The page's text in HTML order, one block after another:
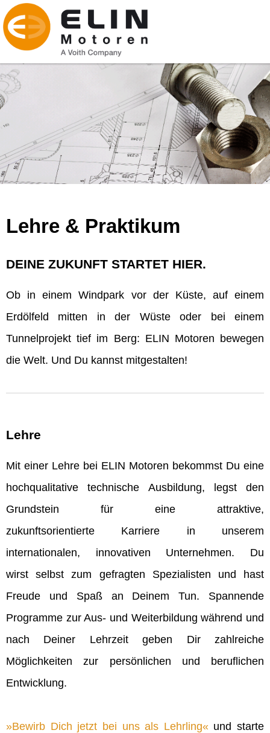
Lehre & Praktikum
DEINE ZUKUNFT STARTET HIER.
Ob in einem Windpark vor der Küste, auf einem
Erdölfeld mitten in der Wüste oder bei einem
Tunnelprojekt tief im Berg: ELIN Motoren bewegen
die Welt. Und Du kannst mitgestalten!
Lehre
Mit einer Lehre bei ELIN Motoren bekommst Du eine
hochqualitative technische Ausbildung, legst den
Grundstein für eine attraktive,
zukunftsorientierte Karriere in unserem
internationalen, innovativen Unternehmen. Du
wirst selbst zum gefragten Spezialisten und hast
Freude und Spaß an Deinem Tun. Spannende
Programme zur Aus- und Weiterbildung während und
nach Deiner Lehrzeit geben Dir zahlreiche
Möglichkeiten zur persönlichen und beruflichen
Entwicklung.
Bewirb Dich jetzt bei uns als Lehrling und starte